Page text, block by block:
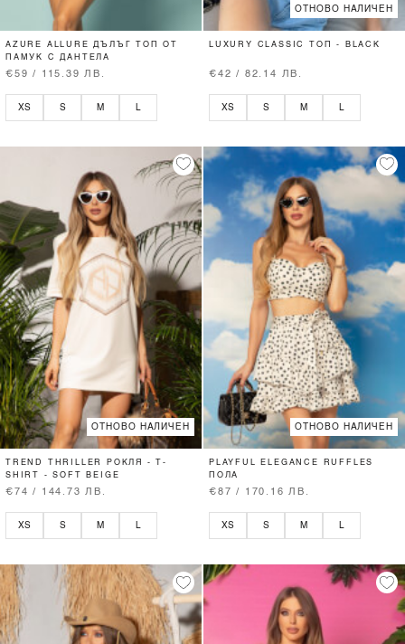
AZURE ALLURE ДЪЛЪГ ТОП ОТ
ПАМУК С ДАНТЕЛА
€59 / 115.39 ЛВ.
XS S M
ОТНОВО НАЛИЧЕН
LUXURY CLASSIC ТОП - BLACK
€42 / 82.14 ЛВ.
XS S M
ОТНОВО НАЛИЧЕН
TREND THRILLER РОКЛЯ - T-
SHIRT - SOFT BEIGE
€74 / 144.73 ЛВ.
XS S M L
ОТНОВО НАЛИЧЕН
PLAYFUL ELEGANCE RUFFLES
ПОЛА
€87 / 170.16 ЛВ.
XS S M L